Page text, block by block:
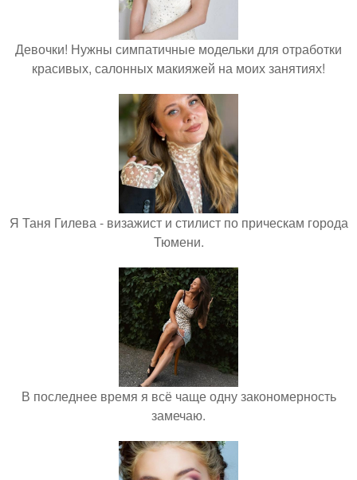
Девочки! Нужны симпатичные модельки для отработки
красивых, салонных макияжей на моих занятиях!
Я Таня Гилева - визажист и стилист по прическам города
Тюмени.
В последнее время я всё чаще одну закономерность
замечаю.